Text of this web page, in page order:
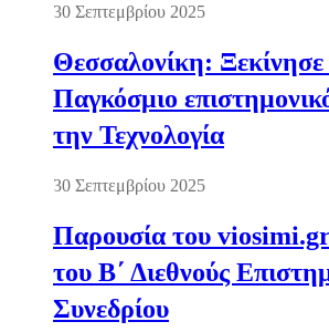
30 Σεπτεμβρίου 2025
Θεσσαλονίκη: Ξεκίνησε
Παγκόσμιο
την Τεχνολογία
30 Σεπτεμβρίου 2025
Παρουσία του viosimi.gr
του Β΄ Διεθνούς
Συνεδρίου